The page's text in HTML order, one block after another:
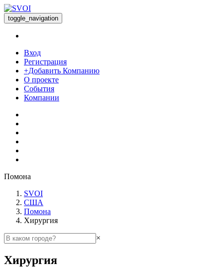
toggle_navigation
Вход
Регистрация
+Добавить Компанию
О проекте
События
Компании
Помона
SVOI
США
Помона
Хирургия
×
Хирургия